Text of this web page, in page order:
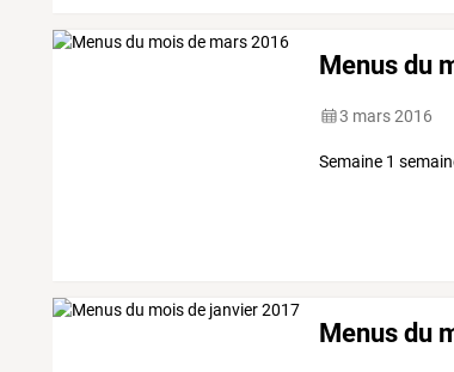
Menus du
3 mars 2016
Semaine 1
Menus du